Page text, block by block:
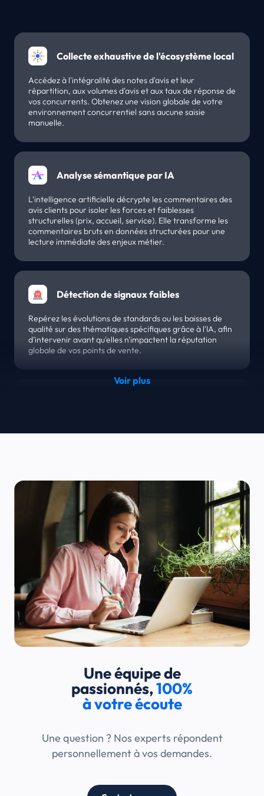
Collecte exhaustive de l'écosystème local
Accédez à l'intégralité des notes d'avis et leur
répartition, aux volumes d'avis et aux taux de réponse de
vos concurrents. Obtenez une vision globale de votre
environnement concurrentiel sans aucune saisie
manuelle.
Analyse sémantique par IA
L'intelligence artificielle décrypte les commentaires des
avis clients pour isoler les forces et faiblesses
structurelles (prix, accueil, service). Elle transforme les
commentaires bruts en données structurées pour une
lecture immédiate des enjeux métier.
Détection de signaux faibles
Repérez les évolutions de standards ou les baisses de
qualité sur des thématiques spécifiques grâce à l'IA, afin
d'intervenir avant qu'elles n'impactent la réputation
globale de vos points de vente.
Analyse de l'écart d'expérience
Mesurez le décalage entre votre promesse marketing et
le vécu client exprimé en ligne. Ce diagnostic qualitatif
basé sur les verbatims clients révèle vos opportunités de
croissance face aux standards du marché.
Benchmark de visibilité locale
concurrence sur vos mots-clés stratégiques. Analysez
votre part de voix locale pour comprendre la répartition
de la visibilité dans votre zone de chalandise.
Analyse de la réactivité client
relationnelle et votre gestion de l'e-réputation locale
Une équipe de
passionnés,100%
à votre écoute
Une question ? Nos experts répondent
personnellement à vos demandes.